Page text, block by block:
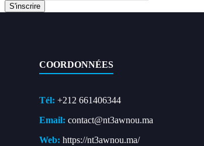
S'inscrire
COORDONNÉES
Tél: +212 661406344
Email: contact@nt3awnou.ma
Web: https://nt3awnou.ma/